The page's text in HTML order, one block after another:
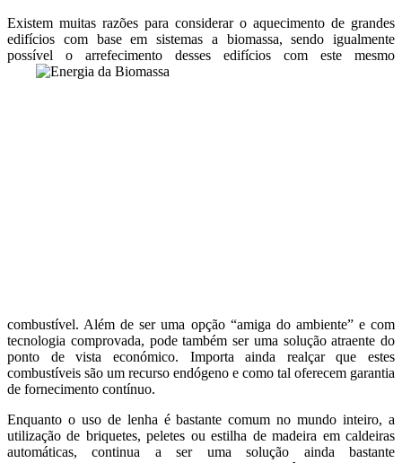
Existem muitas razões para considerar o aquecimento de grandes
edifícios com base em sistemas a biomassa, sendo igualmente
possível o arrefecimento desses edifícios com este mesmo
combustível. Além de ser uma opção “amiga do ambiente” e com
tecnologia comprovada, pode também ser uma solução atraente do
ponto de vista económico. Importa ainda realçar que estes
combustíveis são um recurso endógeno e como tal oferecem garantia
de fornecimento contínuo.
Enquanto o uso de lenha é bastante comum no mundo inteiro, a
utilização de briquetes, peletes ou estilha de madeira em caldeiras
automáticas, continua a ser uma solução ainda bastante